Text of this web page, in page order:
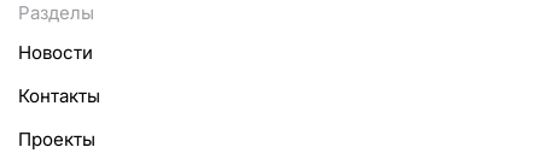
Разделы
Новости
Контакты
Проекты